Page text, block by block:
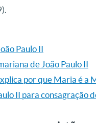
Paulo II
de João Paulo II
por que Maria é a
II para consagração